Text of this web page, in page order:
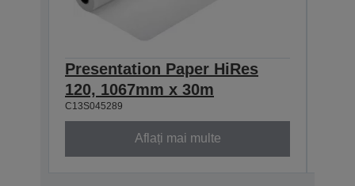
Presentation Paper HiRes
120, 1067mm x 30m
C13S045289
Aflați mai multe